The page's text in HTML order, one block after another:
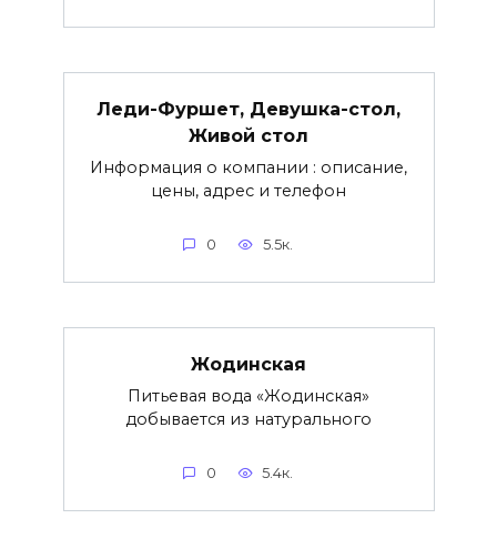
Леди-Фуршет, Девушка-стол,
Живой стол
Информация о компании : описание,
цены, адрес и телефон
0 5.5к.
Жодинская
Питьевая вода «Жодинская»
добывается из натурального
0 5.4к.